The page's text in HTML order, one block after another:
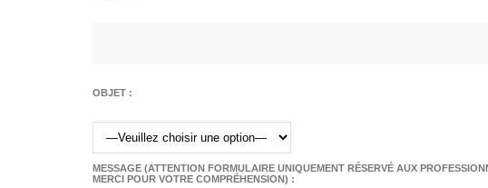
OBJET :
MESSAGE (ATTENTION FORMULAIRE UNIQUEMENT RÉSERVÉ AUX
MERCI POUR VOTRE COMPRÉHENSION) :